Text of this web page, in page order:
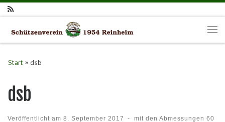
Zum Inhalt springen
Start » dsb
dsb
Veröffentlicht am 8. September 2017 - mit den Abmessungen 60